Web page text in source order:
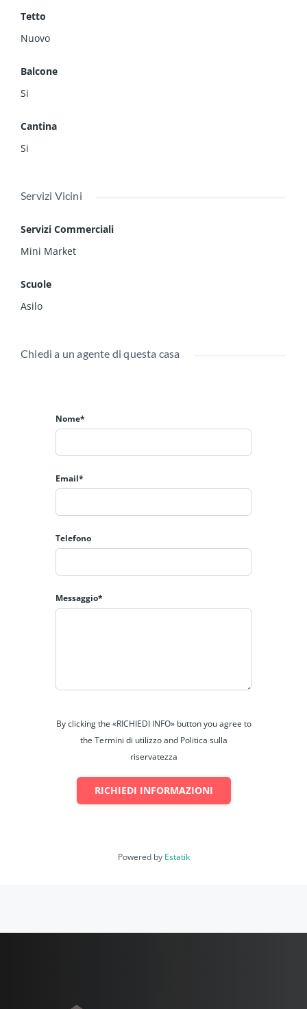
Tetto
Nuovo
Balcone
Si
Cantina
Si
Servizi Vicini
Servizi Commerciali
Mini Market
Scuole
Asilo
Chiedi a un agente di questa casa
Nome*
Email*
Telefono
Messaggio*
By clicking the «RICHIEDI INFO» button you agree to
the Termini di utilizzo and Politica sulla
riservatezza
RICHIEDI INFORMAZIONI
Powered by Estatik